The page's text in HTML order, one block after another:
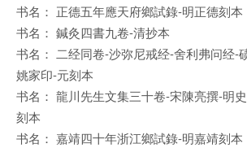
书名： 正德五年應天府鄉試錄-明正德刻本
书名： 鍼灸四書九卷-清抄本
书名： 二经同卷-沙弥尼戒经-舍利弗问经-
姚家印-元刻本
书名： 龍川先生文集三十卷-宋陳亮撰-明
刻本
书名： 嘉靖四十年浙江鄉試錄-明嘉靖刻本